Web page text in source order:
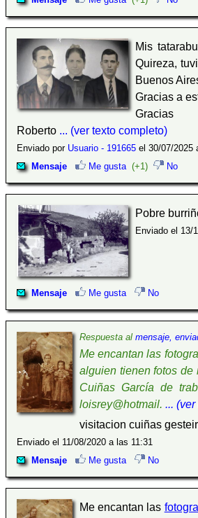
Mis
Quireza,
Buenos
Gracias a
Gracias
Roberto ... (ver texto completo)
Enviado por Usuario - 191665 el 30/07/2025
Mensaje
Me gusta (+1) No
Pobre
Enviado el 13/
Mensaje Me gusta No
Respuesta al mensaje,
Me encantan las
alguien tienen fotos
Cuiñas García de
loisrey@hotmail. ...
visitacion cuiñas
Enviado el 11/08/2020 a las 11:31
Mensaje
Me gusta No
Me encantan las